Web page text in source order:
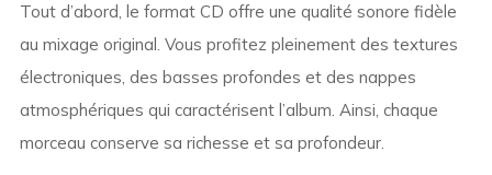
Tout d’abord, le format CD offre une qualité sonore fidèle
au mixage original. Vous profitez pleinement des textures
électroniques, des basses profondes et des nappes
atmosphériques qui caractérisent l’album. Ainsi, chaque
morceau conserve sa richesse et sa profondeur.